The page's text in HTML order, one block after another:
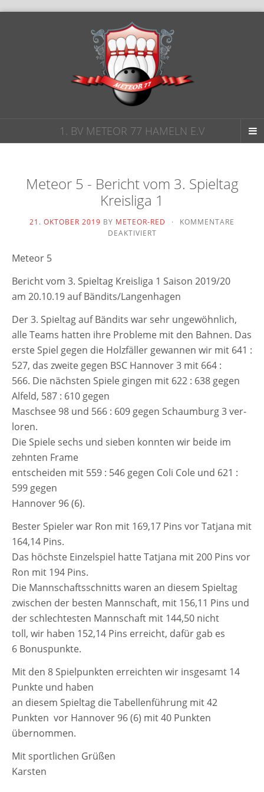
1. BV METEOR 77 HAMELN E.V
Meteor 5 - Bericht vom 3. Spieltag
Kreisliga 1
21. OKTOBER 2019 BY METEOR-RED ·
KOMMENTARE
DEAKTIVIERTFÜR
BERICHT
3.
KREISLIGA
1
Meteor 5
Bericht vom 3. Spieltag Kreisliga 1 Saison 2019/20
am 20.10.19 auf Bändits/Langenhagen
Der 3. Spieltag auf Bändits war sehr unge­wöhn­lich,
alle Teams hat­ten ihre Probleme mit den Bahnen. Das
ers­te Spiel gegen die Holzfäller gewan­nen wir mit 641 :
527, das zwei­te gegen BSC Hannover 3 mit 664 :
566. Die nächs­ten Spiele gin­gen mit 622 : 638 gegen
Alfeld, 587 : 610 gegen
Maschsee 98 und 566 : 609 gegen Schaumburg 3 ver­
lo­ren.
Die Spiele sechs und sie­ben konn­ten wir bei­de im
zehn­ten Frame
ent­schei­den mit 559 : 546 gegen Coli Cole und 621 :
599 gegen
Hannover 96 (6).
Bester Spieler war Ron mit 169,17 Pins vor Tatjana mit
164,14 Pins.
Das höchs­te Einzelspiel hat­te Tatjana mit 200 Pins vor
Ron mit 194 Pins.
Die Mannschaftsschnitts waren an die­sem Spieltag
zwi­schen der bes­ten Mannschaft, mit 156,11 Pins und
der schlech­tes­ten Mannschaft mit 144,50 nicht
toll, wir haben 152,14 Pins erreicht, dafür gab es
6 Bonuspunkte.
Mit den 8 Spielpunkten erreich­ten wir ins­ge­samt 14
Punkte und haben
an die­sem Spieltag die Tabellenführung mit 42
Punkten vor Hannover 96 (6) mit 40 Punkten
übernommen.
Mit sport­li­chen Grüßen
Karsten